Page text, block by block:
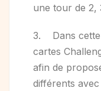
une tour de 2,
3. Dans cette
cartes
afin de
différents avec